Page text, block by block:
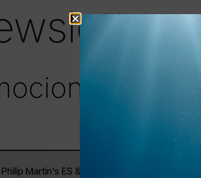
Philip Martin's ES & PT